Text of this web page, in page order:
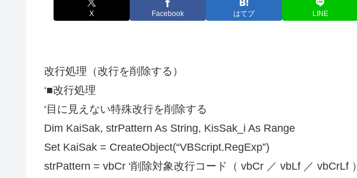
X Facebook はてブ LINE
改行処理（改行を削除する）
‘■改行処理
‘目に見えない特殊改行を削除する
Dim KaiSak, strPattern As String, KisSak_i As Range
Set KaiSak = CreateObject(“VBScript.RegExp”)
strPattern = vbCr ‘削除対象改行コード（ vbCr ／ vbLf ／ vbCrLf ）